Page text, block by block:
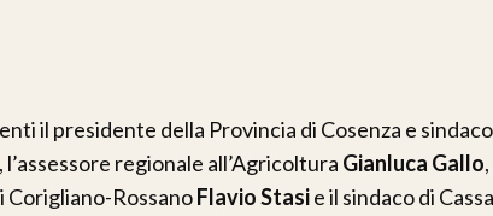
il presidente della Provincia di Cosenza e
, l’assessore regionale all’Agricoltura Gianluca Gallo
Corigliano-RossanoFlavio Stasie il sindaco di